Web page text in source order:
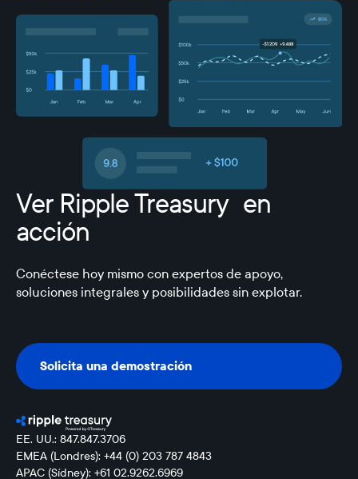
Ver Ripple Treasury en
acción
Conéctese hoy mismo con expertos de apoyo,
soluciones integrales y posibilidades sin explotar.
Solicita una demostración
Solicita una demostración
EE. UU.: 847.847.3706
EMEA (Londres): +44 (0) 203 787 4843
APAC (Sídney): +61 02.9262.6969